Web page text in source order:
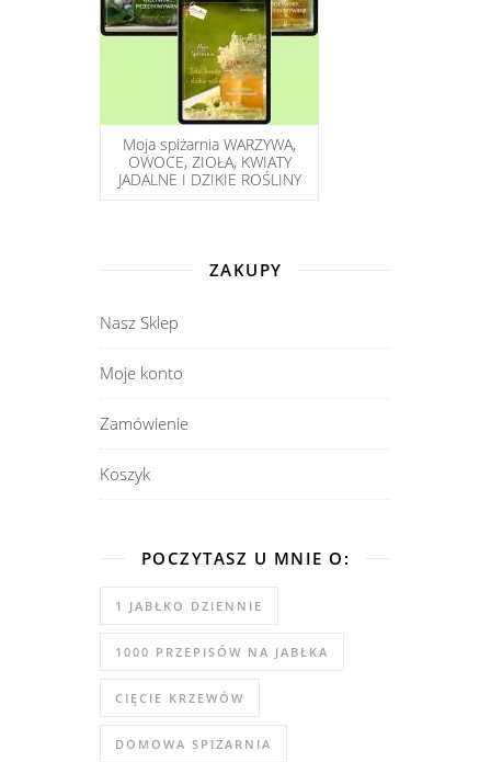
Moja spiżarnia WARZYWA,
OWOCE, ZIOŁA, KWIATY
JADALNE I DZIKIE ROŚLINY
ZAKUPY
Nasz Sklep
Moje konto
Zamówienie
Koszyk
POCZYTASZ U MNIE O:
1 JABŁKO DZIENNIE
1000 PRZEPISÓW NA JABŁKA
CIĘCIE KRZEWÓW
DOMOWA SPIŻARNIA